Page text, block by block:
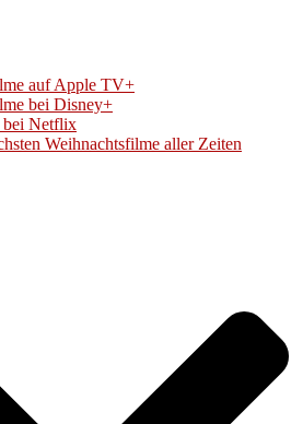
auf Apple TV+
bei Disney+
bei Netflix
Weihnachtsfilme aller Zeiten